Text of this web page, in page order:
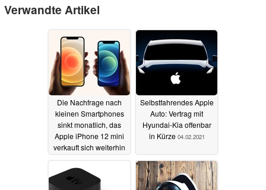
Verwandte Artikel
Die Nachfrage nach
kleinen Smartphones
sinkt monatlich, das
Apple iPhone 12 mini
verkauft sich weiterhin
Selbstfahrendes Apple
Auto: Vertrag mit
Hyundai-Kia offenbar
in Kürze 04.02.2021